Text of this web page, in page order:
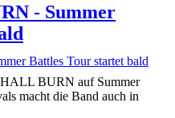
- Summer
BURN auf Summer
macht die Band auch in